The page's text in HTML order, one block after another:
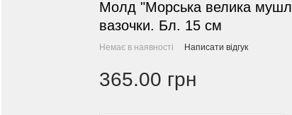
Молд "Морська велика
вазочки. Бл. 15 см
Немає в наявності Написати відгук
365.00 грн